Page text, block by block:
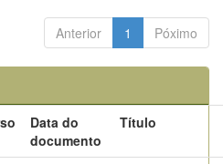
Anterior 1 Póximo
Data do
documento
Título